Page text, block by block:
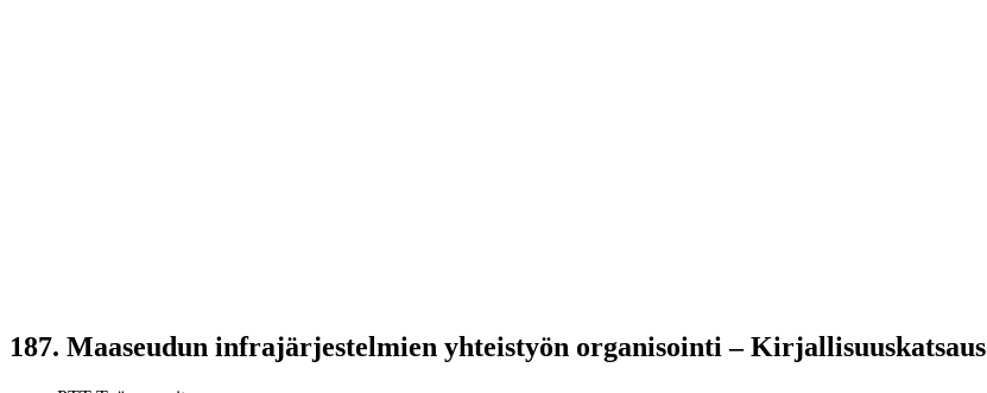
187. Maaseudun infrajärjestelmien yhteistyön organisointi – Kirjallisuuskatsaus